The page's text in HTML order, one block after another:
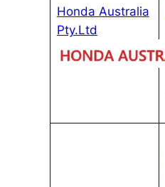
Honda Australia
Pty.Ltd